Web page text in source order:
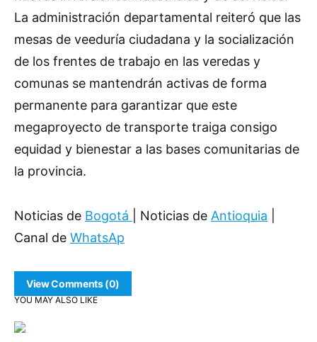
La administración departamental reiteró que las
mesas de veeduría ciudadana y la socialización
de los frentes de trabajo en las veredas y
comunas se mantendrán activas de forma
permanente para garantizar que este
megaproyecto de transporte traiga consigo
equidad y bienestar a las bases comunitarias de
la provincia.
Noticias de Bogotá | Noticias de Antioquia
Canal de WhatsAp
View Comments (0)
YOU MAY ALSO LIKE